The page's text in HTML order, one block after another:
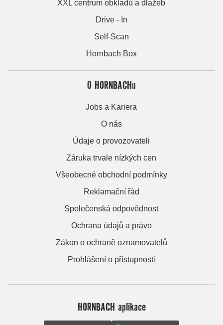
XXL centrum obkladů a dlažeb
Drive - In
Self-Scan
Hornbach Box
O HORNBACHu
Jobs a Kariera
O nás
Údaje o provozovateli
Záruka trvale nízkých cen
Všeobecné obchodní podmínky
Reklamační řád
Společenská odpovědnost
Ochrana údajů a právo
Zákon o ochraně oznamovatelů
Prohlášení o přístupnosti
HORNBACH aplikace